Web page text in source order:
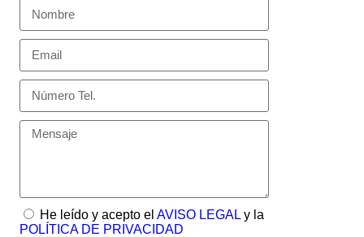
He leído y acepto el AVISO LEGAL y la
POLÍTICA DE PRIVACIDAD